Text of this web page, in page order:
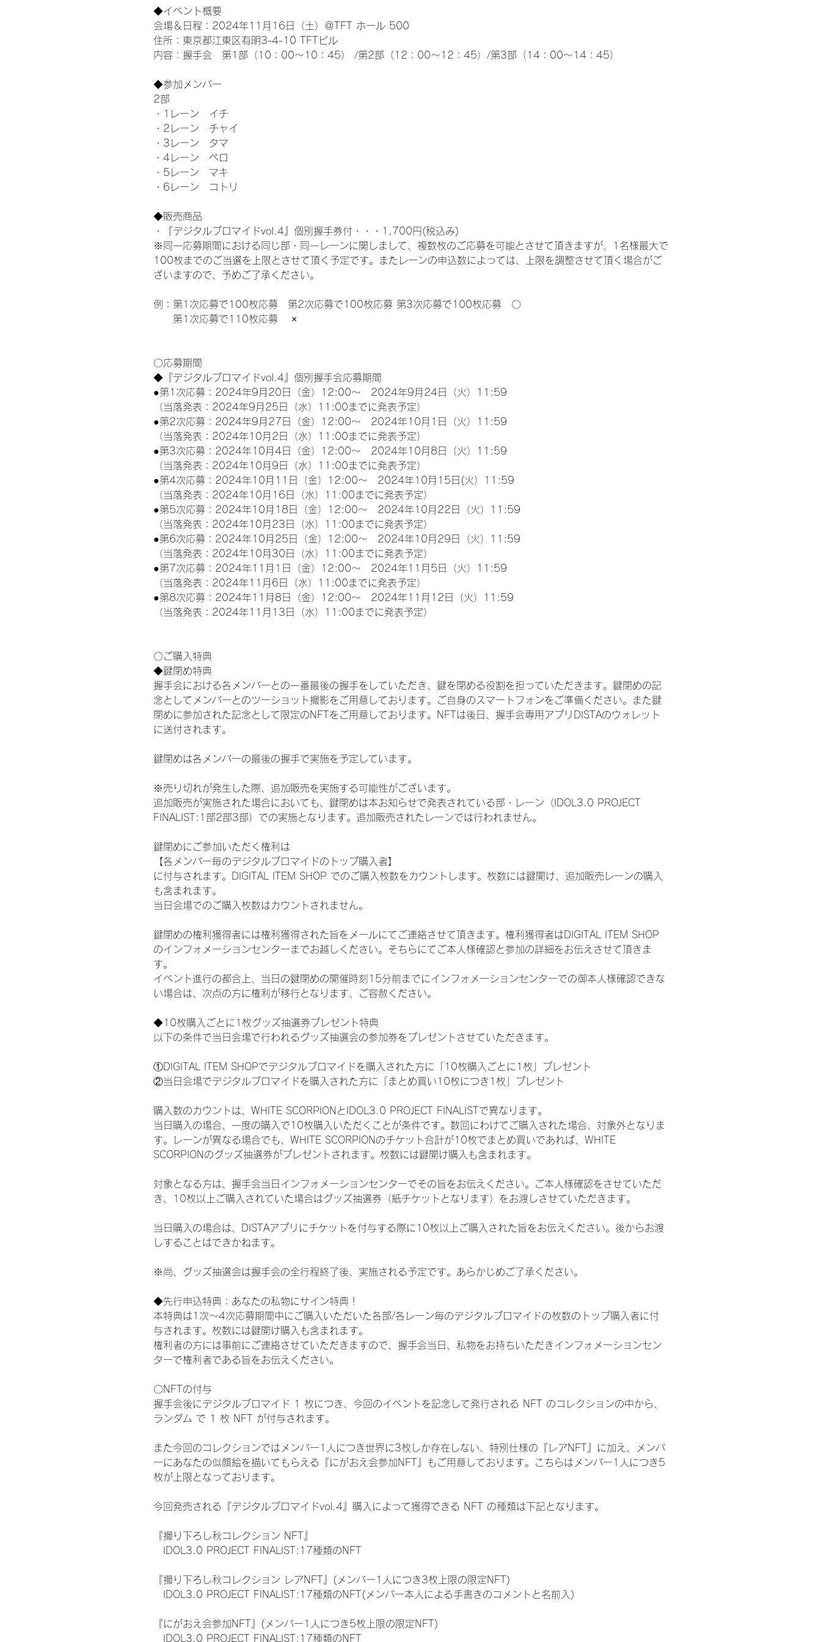
◆イベント概要
会場＆日程：2024年11月16日（土）＠TFT ホール 500
住所：東京都江東区有明3-4-10 TFTビル
内容：握手会　第1部（10：00～10：45） /第2部（12：00～12：45）/第3部（14：00～14：45）
◆参加メンバー
2部
・1レーン　イチ
・2レーン　チャイ
・3レーン　タマ
・4レーン　ペロ
・5レーン　マキ
・6レーン　コトリ
◆販売商品
・『デジタルブロマイドvol.4』個別握手券付・・・1,700円(税込み)
※同一応募期間における同じ部・同一レーンに関しまして、複数枚のご応募を可能とさせて頂きますが、1名様最大で
100枚までのご当選を上限とさせて頂く予定です。またレーンの申込数によっては、上限を調整させて頂く場合がご
ざいますので、予めご了承ください。
例：第1次応募で100枚応募　第2次応募で100枚応募 第3次応募で100枚応募　〇
第1次応募で110枚応募　 ×
〇応募期間
◆『デジタルブロマイドvol.4』個別握手会応募期間
●第1次応募：2024年9月20日（金）12:00～　2024年9月24日（火）11:59
（当落発表：2024年9月25日（水）11:00までに発表予定）
●第2次応募：2024年9月27日（金）12:00～　2024年10月1日（火）11:59
（当落発表：2024年10月2日（水）11:00までに発表予定）
●第3次応募：2024年10月4日（金）12:00～　2024年10月8日（火）11:59
（当落発表：2024年10月9日（水）11:00までに発表予定）
●第4次応募：2024年10月11日（金）12:00～　2024年10月15日(火）11:59
（当落発表：2024年10月16日（水）11:00までに発表予定）
●第5次応募：2024年10月18日（金）12:00～　2024年10月22日（火）11:59
（当落発表：2024年10月23日（水）11:00までに発表予定）
●第6次応募：2024年10月25日（金）12:00～　2024年10月29日（火）11:59
（当落発表：2024年10月30日（水）11:00までに発表予定）
●第7次応募：2024年11月1日（金）12:00～　2024年11月5日（火）11:59
（当落発表：2024年11月6日（水）11:00までに発表予定）
●第8次応募：2024年11月8日（金）12:00～　2024年11月12日（火）11:59
（当落発表：2024年11月13日（水）11:00までに発表予定）
〇ご購入特典
◆鍵閉め特典
握手会における各メンバーとの一番最後の握手をしていただき、鍵を閉める役割を担っていただきます。鍵閉めの記
念としてメンバーとのツーショット撮影をご用意しております。ご自身のスマートフォンをご準備ください。また鍵
閉めに参加された記念として限定のNFTをご用意しております。NFTは後日、握手会専用アプリDISTAのウォレット
に送付されます。
鍵閉めは各メンバーの最後の握手で実施を予定しています。
※売り切れが発生した際、追加販売を実施する可能性がございます。
追加販売が実施された場合においても、鍵閉めは本お知らせで発表されている部・レーン（IDOL3.0 PROJECT
FINALIST:1部2部3部）での実施となります。追加販売されたレーンでは行われません。
鍵閉めにご参加いただく権利は
【各メンバー毎のデジタルブロマイドのトップ購入者】
に付与されます。DIGITAL ITEM SHOP でのご購入枚数をカウントします。枚数には鍵開け、追加販売レーンの購入
も含まれます。
当日会場でのご購入枚数はカウントされません。
鍵閉めの権利獲得者には権利獲得された旨をメールにてご連絡させて頂きます。権利獲得者はDIGITAL ITEM SHOP
のインフォメーションセンターまでお越しください。そちらにてご本人様確認と参加の詳細をお伝えさせて頂きま
す。
イベント進行の都合上、当日の鍵閉めの開催時刻15分前までにインフォメーションセンターでの御本人様確認できな
い場合は、次点の方に権利が移行となります、ご容赦ください。
◆10枚購入ごとに1枚グッズ抽選券プレゼント特典
以下の条件で当日会場で行われるグッズ抽選会の参加券をプレゼントさせていただきます。
①DIGITAL ITEM SHOPでデジタルブロマイドを購入された方に「10枚購入ごとに1枚」プレゼント
②当日会場でデジタルブロマイドを購入された方に「まとめ買い10枚につき1枚」プレゼント
購入数のカウントは、WHITE SCORPIONとIDOL3.0 PROJECT FINALISTで異なります。
当日購入の場合、一度の購入で10枚購入いただくことが条件です。数回にわけてご購入された場合、対象外となりま
す。レーンが異なる場合でも、WHITE SCORPIONのチケット合計が10枚でまとめ買いであれば、WHITE
SCORPIONのグッズ抽選券がプレゼントされます。枚数には鍵開け購入も含まれます。
対象となる方は、握手会当日インフォメーションセンターでその旨をお伝えください。ご本人様確認をさせていただ
き、10枚以上ご購入されていた場合はグッズ抽選券（紙チケットとなります）をお渡しさせていただきます。
当日購入の場合は、DISTAアプリにチケットを付与する際に10枚以上ご購入された旨をお伝えください。後からお渡
しすることはできかねます。
※尚、グッズ抽選会は握手会の全行程終了後、実施される予定です。あらかじめご了承ください。
◆先行申込特典：あなたの私物にサイン特典！
本特典は1次〜4次応募期間中にご購入いただいた各部/各レーン毎のデジタルブロマイドの枚数のトップ購入者に付
与されます。枚数には鍵開け購入も含まれます。
権利者の方には事前にご連絡させていただきますので、握手会当日、私物をお持ちいただきインフォメーションセン
ターで権利者である旨をお伝えください。
〇NFTの付与
握手会後にデジタルブロマイド 1 枚につき、今回のイベントを記念して発行される NFT のコレクションの中から、
ランダム で 1 枚 NFT が付与されます。
また今回のコレクションではメンバー1人につき世界に3枚しか存在しない、特別仕様の『レアNFT』に加え、メンバ
ーにあなたの似顔絵を描いてもらえる『にがおえ会参加NFT』もご用意しております。こちらはメンバー1人につき5
枚が上限となっております。
今回発売される『デジタルブロマイドvol.4』購入によって獲得できる NFT の種類は下記となります。
『撮り下ろし秋コレクション NFT』
IDOL3.0 PROJECT FINALIST:17種類のNFT
『撮り下ろし秋コレクション レアNFT』(メンバー1人につき3枚上限の限定NFT)
IDOL3.0 PROJECT FINALIST:17種類のNFT(メンバー本人による手書きのコメントと名前入)
『にがおえ会参加NFT』(メンバー1人につき5枚上限の限定NFT)
IDOL3.0 PROJECT FINALIST:17種類のNFT